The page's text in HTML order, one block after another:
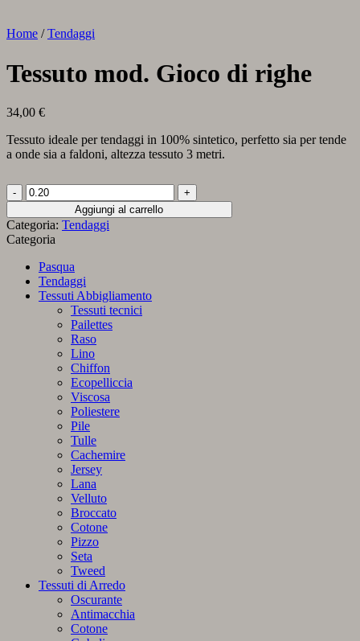
Home / Tendaggi
Tessuto mod. Gioco di righe
34,00 €
Tessuto ideale per tendaggi in 100% sintetico, perfetto sia per tende
a onde sia a faldoni, altezza tessuto 3 metri.
Tessuto
mod.
Gioco
di
righe
quantità
Aggiungi al carrello
Categoria: Tendaggi
Categoria
Pasqua
Tendaggi
Tessuti Abbigliamento
Tessuti tecnici
Pailettes
Raso
Lino
Chiffon
Ecopelliccia
Viscosa
Poliestere
Pile
Tulle
Cachemire
Jersey
Lana
Velluto
Broccato
Cotone
Pizzo
Seta
Tweed
Tessuti di Arredo
Oscurante
Antimacchia
Cotone